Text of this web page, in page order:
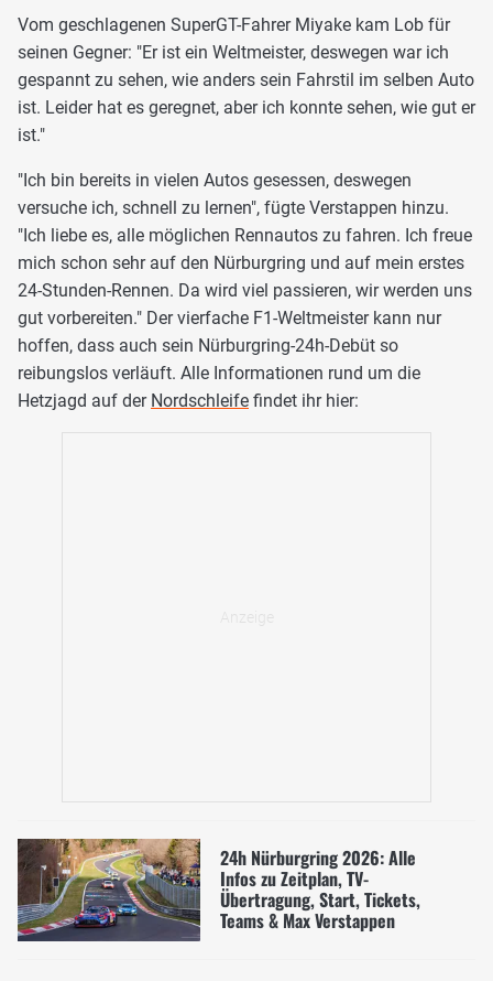
Vom geschlagenen SuperGT-Fahrer Miyake kam Lob für
seinen Gegner: "Er ist ein Weltmeister, deswegen war ich
gespannt zu sehen, wie anders sein Fahrstil im selben Auto
ist. Leider hat es geregnet, aber ich konnte sehen, wie gut er
ist."
"Ich bin bereits in vielen Autos gesessen, deswegen
versuche ich, schnell zu lernen", fügte Verstappen hinzu.
"Ich liebe es, alle möglichen Rennautos zu fahren. Ich freue
mich schon sehr auf den Nürburgring und auf mein erstes
24-Stunden-Rennen. Da wird viel passieren, wir werden uns
gut vorbereiten." Der vierfache F1-Weltmeister kann nur
hoffen, dass auch sein Nürburgring-24h-Debüt so
reibungslos verläuft. Alle Informationen rund um die
Hetzjagd auf der Nordschleife findet ihr hier:
24h Nürburgring 2026: Alle
Infos zu Zeitplan, TV-
Übertragung, Start, Tickets,
Teams & Max Verstappen